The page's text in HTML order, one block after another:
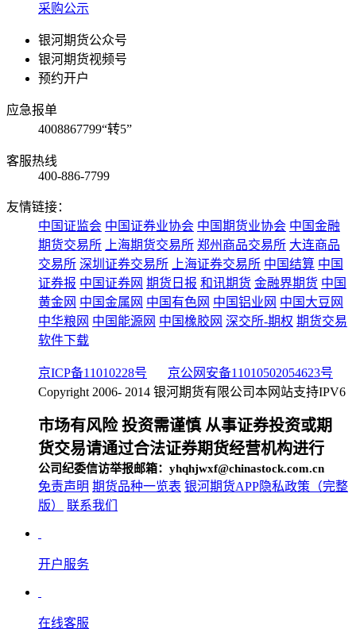
采购公示
银河期货公众号
银河期货视频号
预约开户
应急报单
4008867799“转5”
客服热线
400-886-7799
友情链接：
中国证监会 中国证券业协会 中国期货业协会 中国金融
期货交易所
上海期货交易所 郑州商品交易所 大连商品
交易所 深圳证券交易所 上海证券交易所 中国结算 中国
证券报 中国证券网 期货日报 和讯期货 金融界期货 中国
黄金网 中国金属网 中国有色网 中国铝业网 中国大豆网
中华粮网 中国能源网 中国橡胶网 深交所-期权 期货交易
软件下载
京ICP备11010228号
京公网安备11010502054623号
Copyright 2006- 2014 银河期货有限公司本网站支持IPV6
市场有风险 投资需谨慎 从事证券投资或期
货交易请通过合法证券期货经营机构进行
公司纪委信访举报邮箱：yhqhjwxf@chinastock.com.cn
免责声明 期货品种一览表 银河期货APP隐私政策（完整
版）
联系我们
开户服务
在线客服